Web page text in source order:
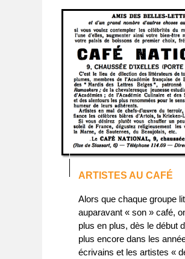
ARTISTES AU CAFÉ
Alors que chaque groupe
auparavant « son » café,
plus en plus, dès le début
plus encore dans les
écrivains et les artistes «